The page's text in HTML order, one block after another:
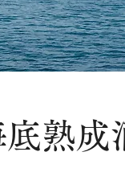
底熟成